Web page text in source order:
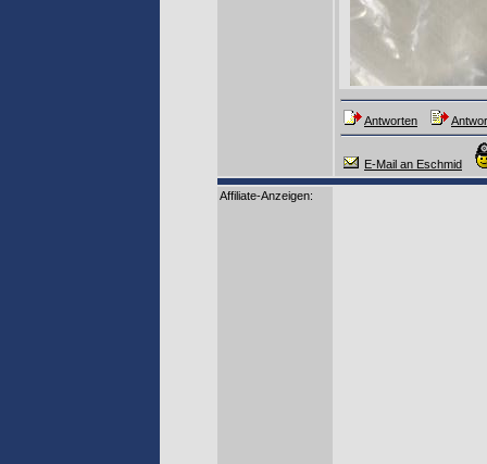
Antworten
E-Mail an Eschmid
Affiliate-Anzeigen: